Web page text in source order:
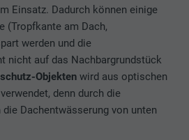
Einsatz. Dadurch können einige
(Tropfkante am Dach,
werden und die
nicht auf das Nachbargrundstück
Objekten wird aus optischen
denn durch die
Dachentwässerung von unten